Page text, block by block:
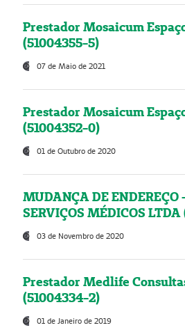
Prestador Mosaicum
(51004355-5)
07 de Maio de 2021
Prestador Mosaicum
(51004352-0)
01 de Outubro de 2020
MUDANÇA DE ENDEREÇO
SERVIÇOS MÉDICOS
03 de Novembro de 2020
Prestador Medlife
(51004334-2)
01 de Janeiro de 2019